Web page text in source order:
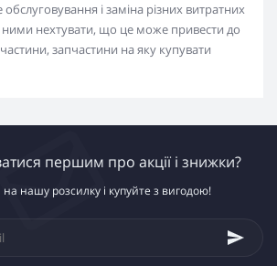
і заміна різних витратних
ними нехтувати, що це може привести до
запчастини на яку купувати
першим про акції і знижки?
на нашу розсилку і купуйте з вигодою!